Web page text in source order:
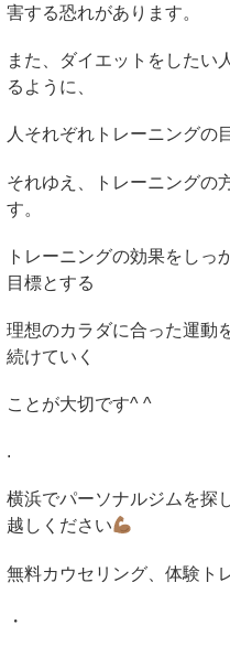
害する恐れがあります。
また、ダイエットをしたい
るように、
人それぞれトレーニングの
それゆえ、トレーニングの
す。
トレーニングの効果をしっ
目標とする
理想のカラダに合った運動
続けていく
ことが大切です^ ^
.
横浜でパーソナルジムを探
越しください
無料カウセリング、体験ト
・